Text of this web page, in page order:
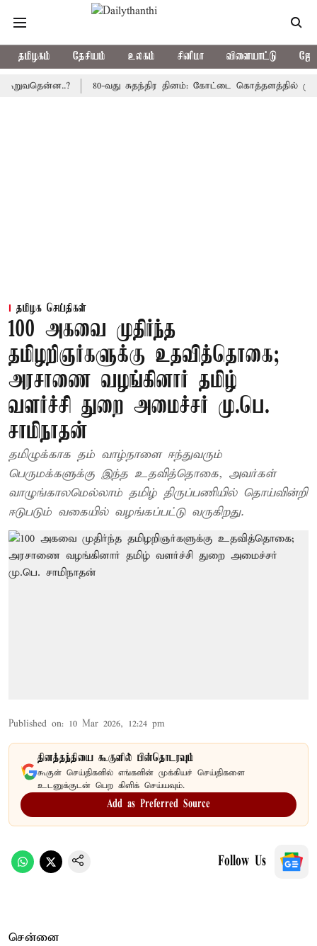
தமிழகம் தேசியம் உலகம் சினிமா விளையாட்டு
80-வது சுதந்திர தினம்: கோட்டை கொத்தளத்தில் முதல்
தமிழக செய்திகள்
100 அகவை முதிர்ந்த
தமிழறிஞர்களுக்கு உதவித்தொகை;
அரசாணை வழங்கினார் தமிழ்
வளர்ச்சி துறை அமைச்சர் மு.பெ.
சாமிநாதன்
தமிழுக்காக தம் வாழ்நாளை ஈந்துவரும்
பெருமக்களுக்கு இந்த உதவித்தொகை, அவர்கள்
வாழுங்காலமெல்லாம் தமிழ் திருப்பணியில் தொய்வின்றி
ஈடுபடும் வகையில் வழங்கப்பட்டு வருகிறது.
Published on: 10 Mar 2026, 12:24 pm
தினத்தந்தியை கூகுளில் பின்தொடரவும்
கூகுள் செய்திகளில் எங்களின் முக்கியச் செய்திகளை
உடனுக்குடன் பெற கிளிக் செய்யவும்.
Add as Preferred Source
Follow Us
சென்னை